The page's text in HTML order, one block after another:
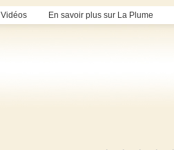
Vidéos En savoir plus sur La Plume